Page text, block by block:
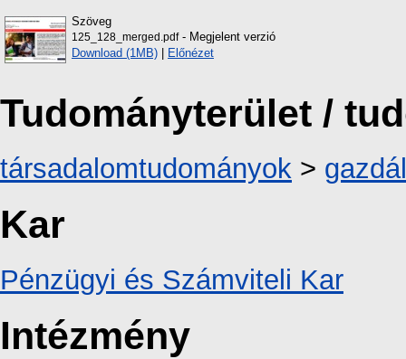
Szöveg
125_128_merged.pdf- Megjelent verzió
Download (1MB) | Előnézet
Tudományterület /
társadalomtudományok >
Kar
Pénzügyi és Számviteli Kar
Intézmény